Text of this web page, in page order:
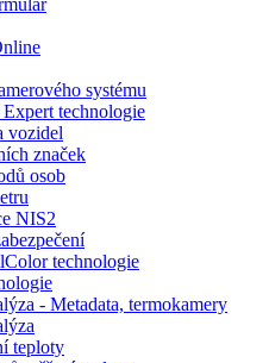
systému
technologie
vozidel
značek
osob
NIS2
technologie
- Metadata, termokamery
teploty